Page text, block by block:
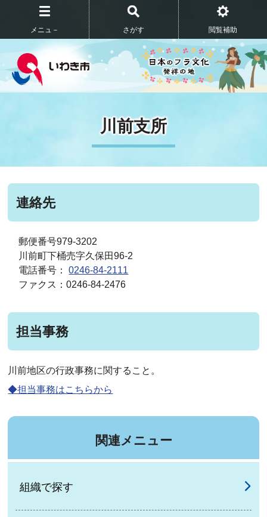
メニュ－ さがす 閲覧補助
川前支所
連絡先
郵便番号979-3202
川前町下桶売字久保田96-2
電話番号：0246-84-2111
ファクス：0246-84-2476
担当事務
川前地区の行政事務に関すること。
◆担当事務はこちらから
関連メニュー
組織で探す